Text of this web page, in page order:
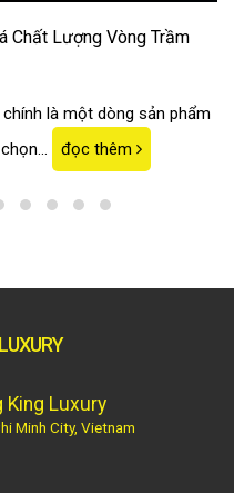
Chất Lượng Vòng Trầm
là một dòng sản phẩm
đọc thêm
King Luxury
Minh City, Vietnam